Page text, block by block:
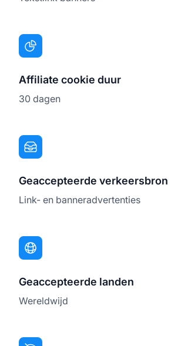
Affiliate cookie duur
30 dagen
Geaccepteerde verkeersbron
Link- en banneradvertenties
Geaccepteerde landen
Wereldwijd